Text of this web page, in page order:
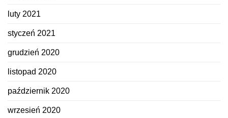
luty 2021
styczeń 2021
grudzień 2020
listopad 2020
październik 2020
wrzesień 2020